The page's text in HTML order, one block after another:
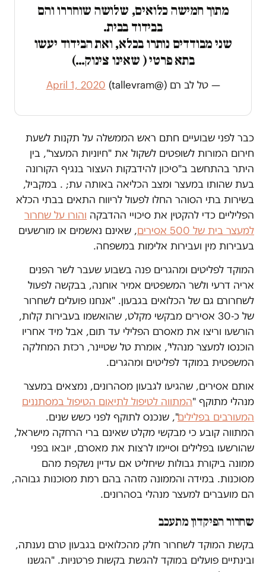
מתוך חמישה כלואים, שלושה שוחררו והם
בבידוד בבית.
שני מבודדים נותרו בכלא, ואת הבידוד יעשו
בתא פרטי ( שאינו צינוק…)
— טל לב רם (@tallevram) April 1, 2020
כבר לפני שבועיים חתם ראש הממשלה על תקנות לשעת
חירום המורות לשופטים לשקול את "חיוניות המעצר", בין
היתר בהתחשב ב"סיכון להידבקות העצור בנגיף הקורונה
בעת שהותו במעצר ומצב הכליאה באותה עת; . במקביל,
בשירות בתי הסוהר החלו לפעול לריווח התאים בבתי הכלא
הפליליים כדי להקטין את סיכויי ההדבקה והורו על שחרור
למעצר בית של 500 אסירים
, שאינם נאשמים או מורשעים
בעבירות מין ועבירות אלימות במשפחה.
המוקד לפליטים ומהגרים פנה בשבוע שעבר לשר הפנים
אריה דרעי ולשר המשפטים אמיר אוחנה, בבקשה לפעול
לשחרורם גם של הכלואים בגבעון. "אנחנו פועלים לשחרור
של כ-30 אסירים מבקשי מקלט, שהואשמו בעבירות קלות,
הורשעו וריצו את מאסרם הפלילי עד תום, אבל מיד אחריו
הוכנסו למעצר מנהלי", אומרת טל שטיינר, רכזת המחלקה
המשפטית במוקד לפליטים ומהגרים.
אותם אסירים, שהגיעו לגבעון מסהרונים, נמצאים במעצר
מנהלי מתוקף "המתווה לטיפול לתיאום הטיפול במסתננים
המעורבים בפלילים", שנכנס לתוקף לפני כשש שנים.
המתווה קובע כי מבקשי מקלט שאינם ברי הרחקה מישראל,
שהורשעו בפלילים וסיימו לרצות את מאסרם, יובאו בפני
ממונה ביקורת גבולות שיחליט אם עדיין נשקפת מהם
מסוכנות. במידה והממונה מזהה בהם רמת מסוכנות גבוהה,
הם מועברים למעצר מנהלי בסהרונים.
שחרור הפיקדון מתעכב
בקשת המוקד לשחרור חלק מהכלואים בגבעון טרם נענתה,
ובינתיים פועלים במוקד להגשת בקשות פרטניות. "הגשנו